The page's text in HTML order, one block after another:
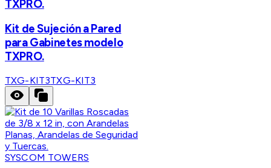
TXPRO.
Kit de Sujeción a Pared
para Gabinetes modelo
TXPRO.
TXG-KIT3TXG-KIT3
SYSCOM TOWERS